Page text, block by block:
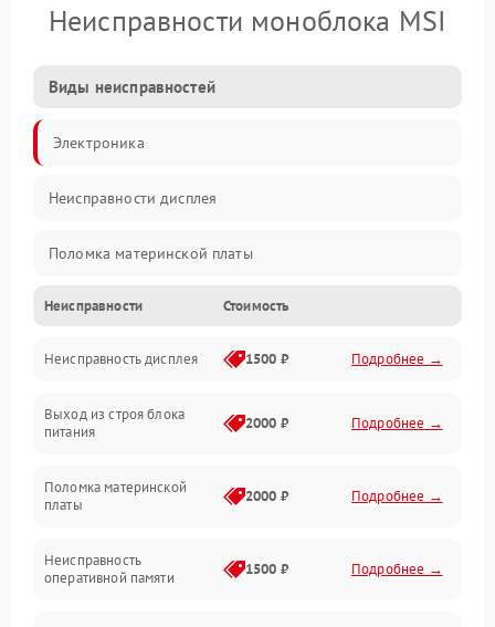
Неисправности моноблока MSI
Виды неисправностей
Электроника
Неисправности дисплея
Поломка материнской платы
Неисправность системы охлаждения
Неисправность BIOS
Повреждение корпуса
Повреждение разъёмов (USB, HDMI и др.)
Неисправности Стоимость
Неисправность дисплея 1500 ₽ Подробнее →
Выход из строя блока
питания
2000 ₽ Подробнее →
Поломка материнской
платы
2000 ₽ Подробнее →
Неисправность
оперативной памяти
1500 ₽ Подробнее →